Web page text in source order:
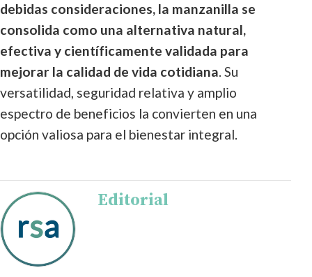
debidas consideraciones, la manzanilla se
consolida como una alternativa natural,
efectiva y científicamente validada para
mejorar la calidad de vida cotidiana. Su
versatilidad, seguridad relativa y amplio
espectro de beneficios la convierten en una
opción valiosa para el bienestar integral.
Editorial